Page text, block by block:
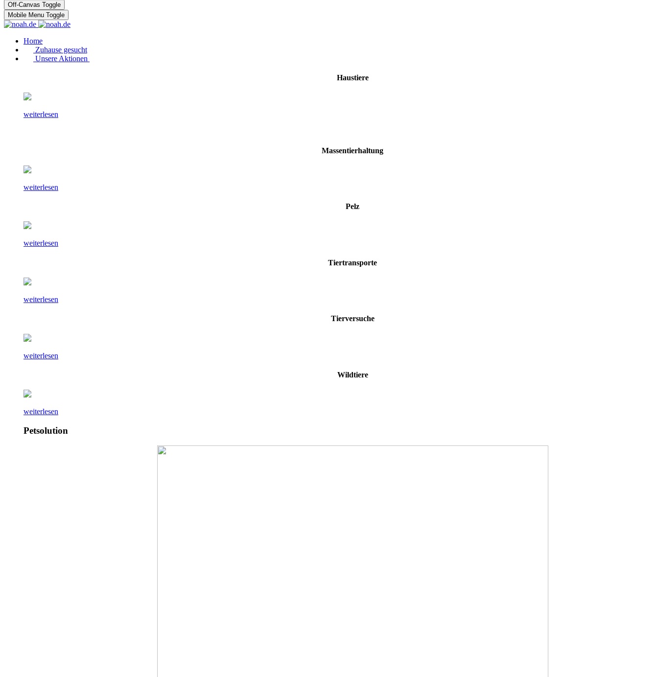
Off-Canvas Toggle
Mobile Menu Toggle
Home
Zuhause gesucht
Unsere Aktionen
Haustiere
weiterlesen
Massentierhaltung
weiterlesen
Pelz
weiterlesen
Tiertransporte
weiterlesen
Tierversuche
weiterlesen
Wildtiere
weiterlesen
Petsolution